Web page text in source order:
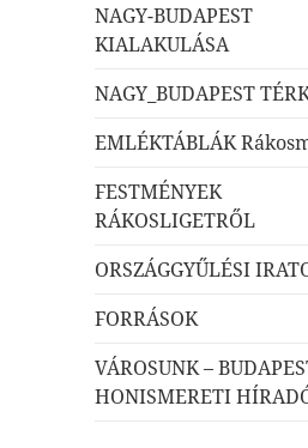
NAGY-BUDAPEST
KIALAKULÁSA
NAGY_BUDAPEST
EMLÉKTÁBLÁK
FESTMÉNYEK
RÁKOSLIGETRŐL
ORSZÁGGYŰLÉSI
FORRÁSOK
VÁROSUNK –
HONISMERETI